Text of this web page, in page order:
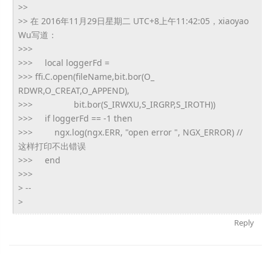
>>
>> 在 2016年11月29日星期二 UTC+8上午11:42:05，xiaoyao
Wu写道：
>>>
>>> local loggerFd =
>>> ffi.C.open(fileName,bit.bor(O_
RDWR,O_CREAT,O_APPEND),
>>> bit.bor(S_IRWXU,S_IRGRP,S_ IROTH))
>>> if loggerFd == -1 then
>>> ngx.log(ngx.ERR, "open error ", NGX_ERROR) //
这样打印不出错误
>>> end
>>>
> --
>
Reply